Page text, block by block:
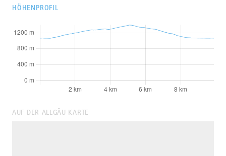
HÖHENPROFIL
AUF DER ALLGÄU KARTE